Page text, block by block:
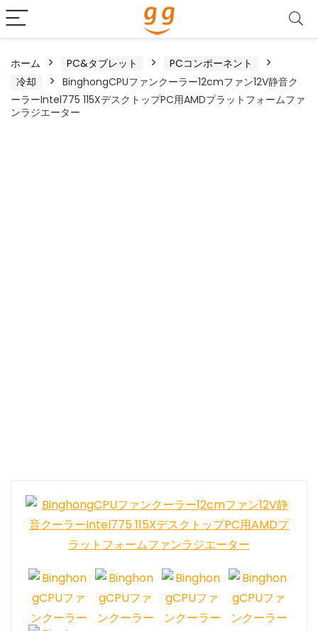
ホーム PC&タブレット
PCコンポーネント
冷却
BinghongCPUファンクーラー12cmファン12V静音ク
ーラーIntel775 115XデスクトップPC用AMDプラットフォームファ
ンラジエーター